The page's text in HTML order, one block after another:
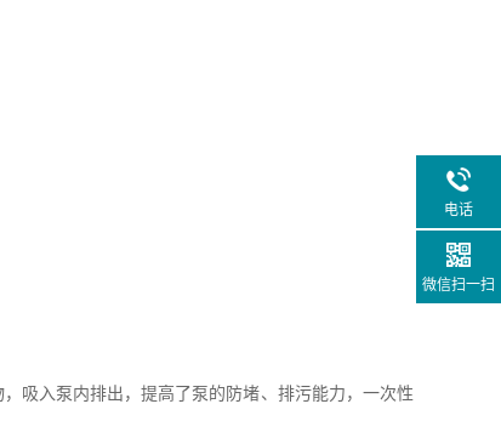
吸入泵内排出，提高了泵的防堵、排污能力，一次性
电话
微信扫一扫